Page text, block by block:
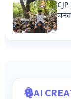
AI